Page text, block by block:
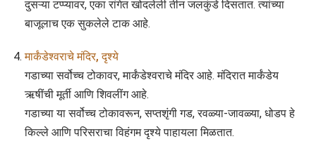
दुसऱ्या टप्प्यावर, एका रांगेत खोदलेली तीन जलकुंडे दिसतात. त्यांच्या
बाजूलाच एक सुकलेले टाक आहे.
मार्कंडेश्वराचे मंदिर, दृश्ये
गडाच्या सर्वोच्च टोकावर, मार्कंडेश्वराचे मंदिर आहे. मंदिरात मार्कंडेय
ऋषींची मूर्ती आणि शिवलींग आहे.
गडाच्या या सर्वोच्च टोकावरून, सप्तशृंगी गड, रवळ्या-जावळ्या, धोडप हे
किल्ले आणि परिसराचा विहंगम दृश्ये पाहायला मिळतात.